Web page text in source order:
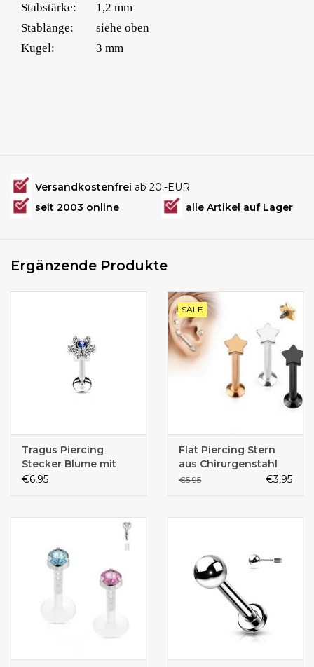
Stabstärke:
1,2 mm
Stablänge:
siehe oben
Kugel:
3 mm
Versandkostenfrei ab 20.-EUR
seit 2003 online
alle Artikel auf Lager
Ergänzende Produkte
Tragus Piercing
Stecker Blume mit
blauem Kristall –
€6,95
SALE
Flat Piercing Stern
aus Chirurgenstahl
€5,95 €3,95